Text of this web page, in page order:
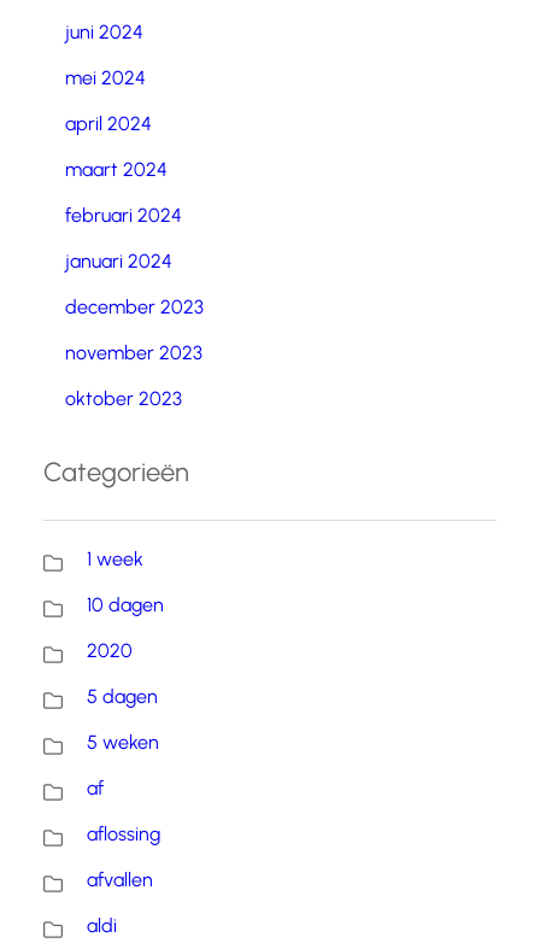
juni 2024
mei 2024
april 2024
maart 2024
februari 2024
januari 2024
december 2023
november 2023
oktober 2023
Categorieën
1 week
10 dagen
2020
5 dagen
5 weken
af
aflossing
afvallen
aldi